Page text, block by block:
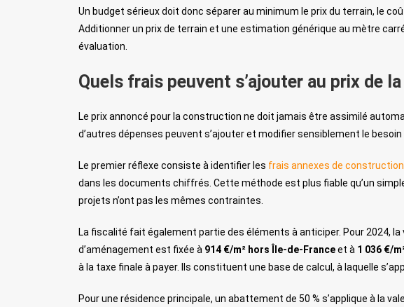
Un budget sérieux doit donc séparer au minimum le prix du terrain, le
Additionner un prix de terrain et une estimation générique au mètre
évaluation.
Quels frais peuvent s’ajouter au prix de
Le prix annoncé pour la construction ne doit jamais être assimilé
d’autres dépenses peuvent s’ajouter et modifier sensiblement le besoin
Le premier réflexe consiste à identifier les frais annexes de construction
dans les documents chiffrés. Cette méthode est plus fiable qu’un
projets n’ont pas les mêmes contraintes.
La fiscalité fait également partie des éléments à anticiper. Pour 2024,
d’aménagement est fixée à 914 €/m² hors Île-de-Franceet à 1 036 €/
à la taxe finale à payer. Ils constituent une base de calcul, à laquelle
Pour une résidence principale, un abattement de 50 % s’applique à la